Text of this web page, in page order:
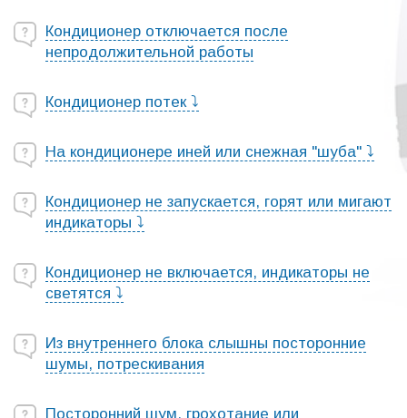
Кондиционер отключается после
непродолжительной работы
Кондиционер потек ⤵
На кондиционере иней или снежная "шуба" ⤵
Кондиционер не запускается, горят или мигают
индикаторы ⤵
Кондиционер не включается, индикаторы не
светятся ⤵
Из внутреннего блока слышны посторонние
шумы, потрескивания
Посторонний шум, грохотание или